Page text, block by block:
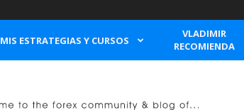
MIS ESTRATEGIAS Y CURSOS
VLADIMIR
RECOMIENDA